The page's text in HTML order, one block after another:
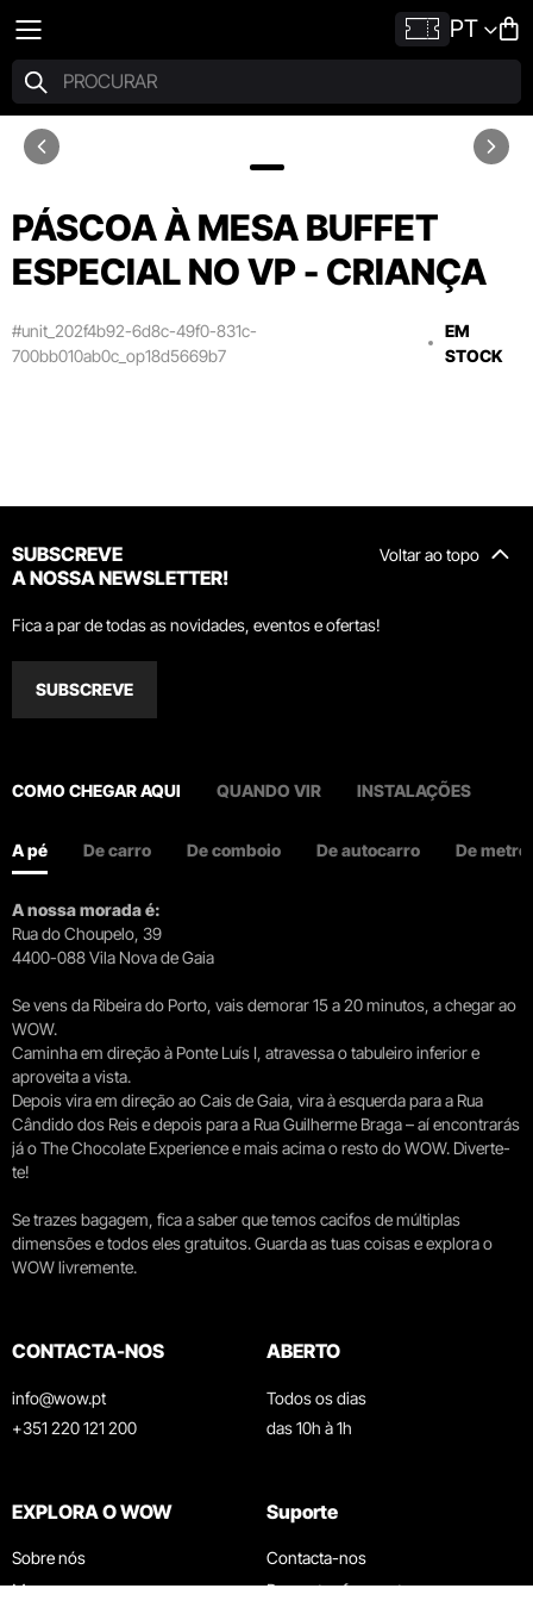
PT
PÁSCOA À MESA BUFFET
ESPECIAL NO VP - CRIANÇA
#unit_202f4b92-6d8c-49f0-831c-
700bb010ab0c_op18d5669b7
EM
STOCK
Voltar ao topo
SUBSCREVE
A NOSSA NEWSLETTER!
Fica a par de todas as novidades, eventos e ofertas!
SUBSCREVE
COMO CHEGAR AQUI QUANDO VIR INSTALAÇÕES
A pé De carro De comboio De autocarro De metro
A nossa morada é:
Rua do Choupelo, 39
4400-088 Vila Nova de Gaia
Se vens da Ribeira do Porto, vais demorar 15 a 20 minutos, a chegar ao
WOW.
Caminha em direção à Ponte Luís I, atravessa o tabuleiro inferior e
aproveita a vista.
Depois vira em direção ao Cais de Gaia, vira à esquerda para a Rua
Cândido dos Reis e depois para a Rua Guilherme Braga – aí encontrarás
já o The Chocolate Experience e mais acima o resto do WOW. Diverte-
te!
Se trazes bagagem, fica a saber que temos cacifos de múltiplas
dimensões e todos eles gratuitos. Guarda as tuas coisas e explora o
WOW livremente.
CONTACTA-NOS
info@wow.pt
+351 220 121 200
ABERTO
Todos os dias
das 10h à 1h
EXPLORA O WOW
Sobre nós
Museus
Suporte
Contacta-nos
Perguntas frequentes